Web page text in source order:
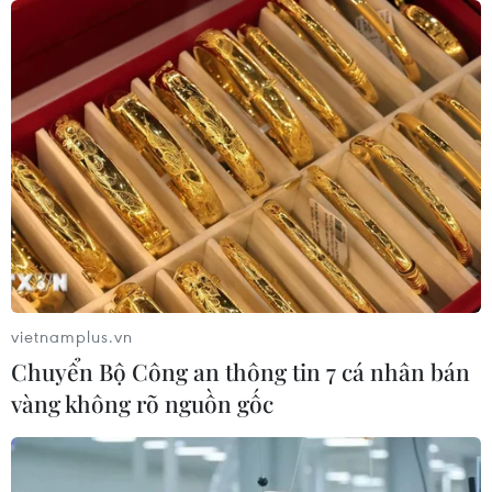
hơn 300 trẻ em tử vong do Ebola
08/08/2026 15:21
Ớt nhập khẩu từ Mexico khiến hàng
trăm người tiêu dùng Mỹ nhiễm
khuẩn Salmonella
07/08/2026 00:43
Nước thải từ máy bay có thể giúp
06/08/2026 22:30
Italy và Hy Lạp trở thành điểm nóng
của virus Tây sông Nile
vietnamplus.vn
Chuyển Bộ Công an thông tin 7 cá nhân bán
vàng không rõ nguồn gốc